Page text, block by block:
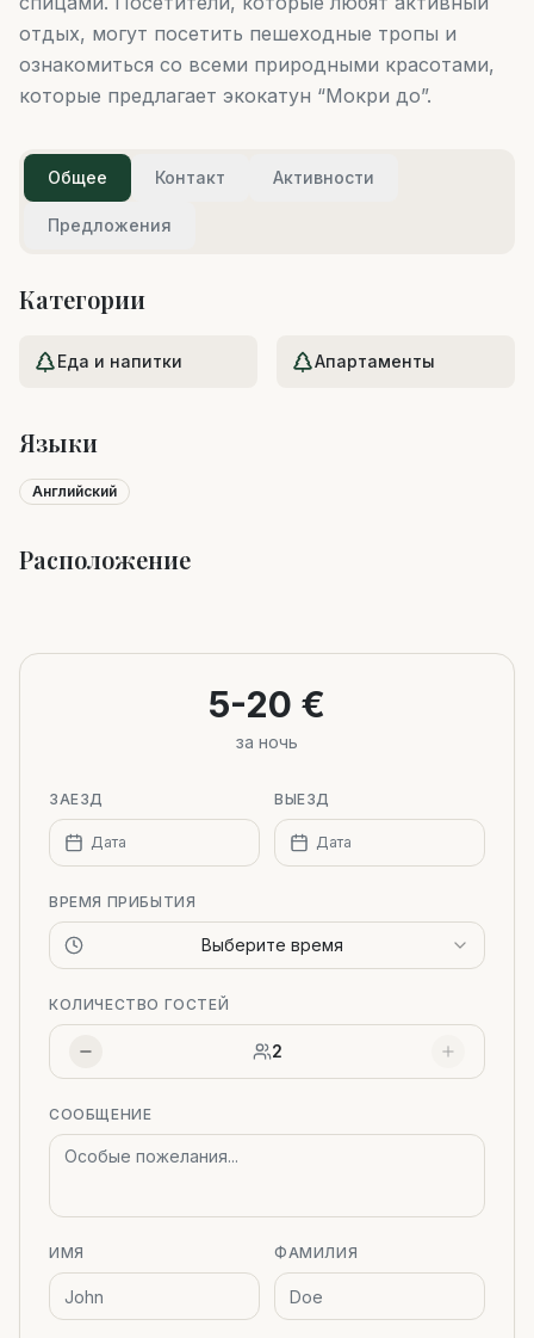
отдых, могут посетить пешеходные тропы и
ознакомиться со всеми природными красотами,
которые предлагает экокатун “Мокри до”.
Общее Контакт Активности
Предложения
Категории
Еда и напитки Апартаменты
Языки
Английский
Расположение
−
5-20 €
за ночь
ЗАЕЗД
Дата
ВЫЕЗД
Дата
ВРЕМЯ ПРИБЫТИЯ
Выберите время
КОЛИЧЕСТВО ГОСТЕЙ
2
СООБЩЕНИЕ
ИМЯ ФАМИЛИЯ